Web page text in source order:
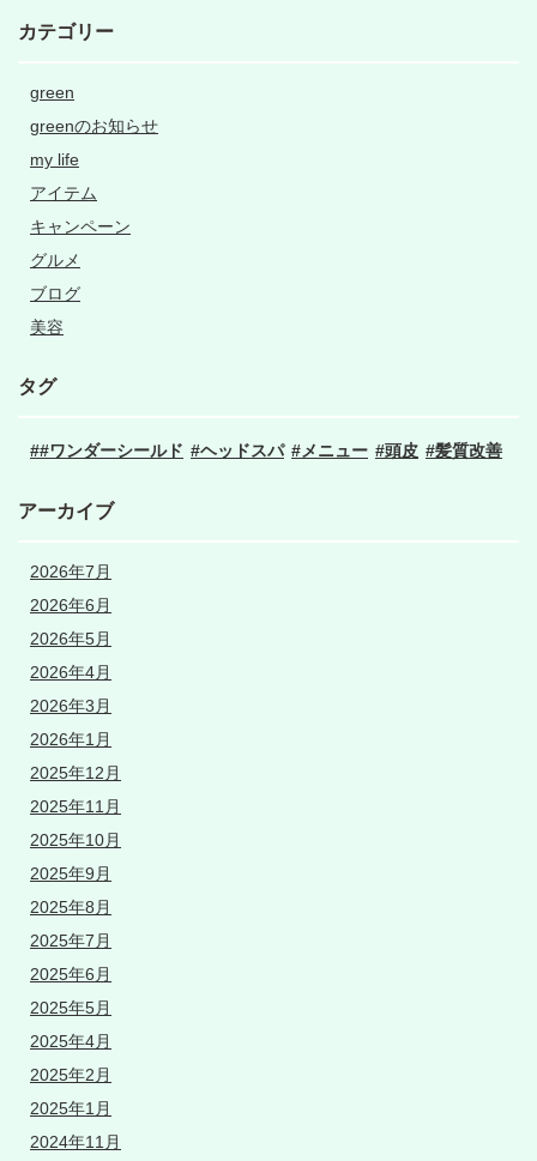
カテゴリー
green
greenのお知らせ
my life
アイテム
キャンペーン
グルメ
ブログ
美容
タグ
#ワンダーシールド ヘッドスパ メニュー 頭皮 髪質改善
アーカイブ
2026年7月
2026年6月
2026年5月
2026年4月
2026年3月
2026年1月
2025年12月
2025年11月
2025年10月
2025年9月
2025年8月
2025年7月
2025年6月
2025年5月
2025年4月
2025年2月
2025年1月
2024年11月